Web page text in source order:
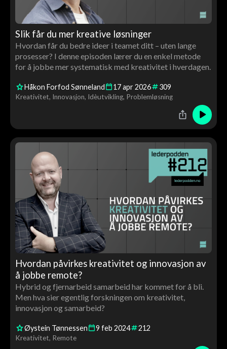
Slik får du mer kreative løsninger
Hvordan får du bedre ideer i teamet ditt – uten lange
prosesser? I denne episoden lærer du en enkel metode
for å jobbe mer systematisk med kreativitet i hverdagen.
Håkon Forfod Sønneland 17apr2026 309
Kreativitet Innovasjon Idèutvikling Problemløsning
Hvordan påvirkes kreativitet og innovasjon av
å jobbe remote?
Hybrid og fjernarbeid samarbeid har kommet for å bli.
Men hva sier egentlig forskningen om kreativitet,
innovasjon og samarbeid?
Øystein Tønnessen 9 feb 2024 212
Kreativitet Remote